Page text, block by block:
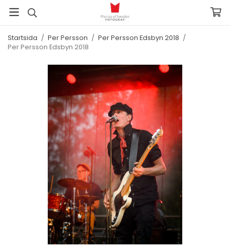
Startsida / Per Persson / Per Persson Edsbyn 2018 /
Per Persson Edsbyn 2018